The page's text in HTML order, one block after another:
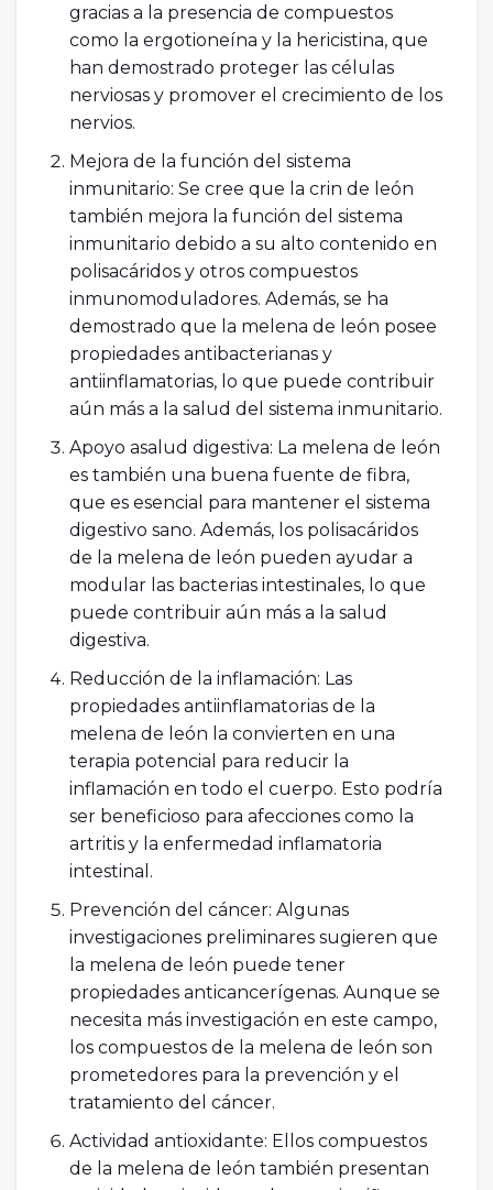
gracias a la presencia de compuestos
como la ergotioneína y la hericistina, que
han demostrado proteger las células
nerviosas y promover el crecimiento de los
nervios.
Mejora de la función del sistema
inmunitario: Se cree que la crin de león
también mejora la función del sistema
inmunitario debido a su alto contenido en
polisacáridos y otros compuestos
inmunomoduladores. Además, se ha
demostrado que la melena de león posee
propiedades antibacterianas y
antiinflamatorias, lo que puede contribuir
aún más a la salud del sistema inmunitario.
Apoyo asalud digestiva: La melena de león
es también una buena fuente de fibra,
que es esencial para mantener el sistema
digestivo sano. Además, los polisacáridos
de la melena de león pueden ayudar a
modular las bacterias intestinales, lo que
puede contribuir aún más a la salud
digestiva.
Reducción de la inflamación: Las
propiedades antiinflamatorias de la
melena de león la convierten en una
terapia potencial para reducir la
inflamación en todo el cuerpo. Esto podría
ser beneficioso para afecciones como la
artritis y la enfermedad inflamatoria
intestinal.
Prevención del cáncer: Algunas
investigaciones preliminares sugieren que
la melena de león puede tener
propiedades anticancerígenas. Aunque se
necesita más investigación en este campo,
los compuestos de la melena de león son
prometedores para la prevención y el
tratamiento del cáncer.
Actividad antioxidante: Ellos compuestos
de la melena de león también presentan